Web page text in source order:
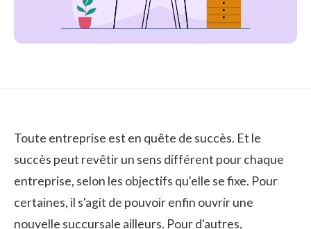
Toute entreprise est en quête de succès. Et le
succès peut revêtir un sens différent pour chaque
entreprise, selon les objectifs qu'elle se fixe. Pour
certaines, il s'agit de pouvoir enfin ouvrir une
nouvelle succursale ailleurs. Pour d'autres,